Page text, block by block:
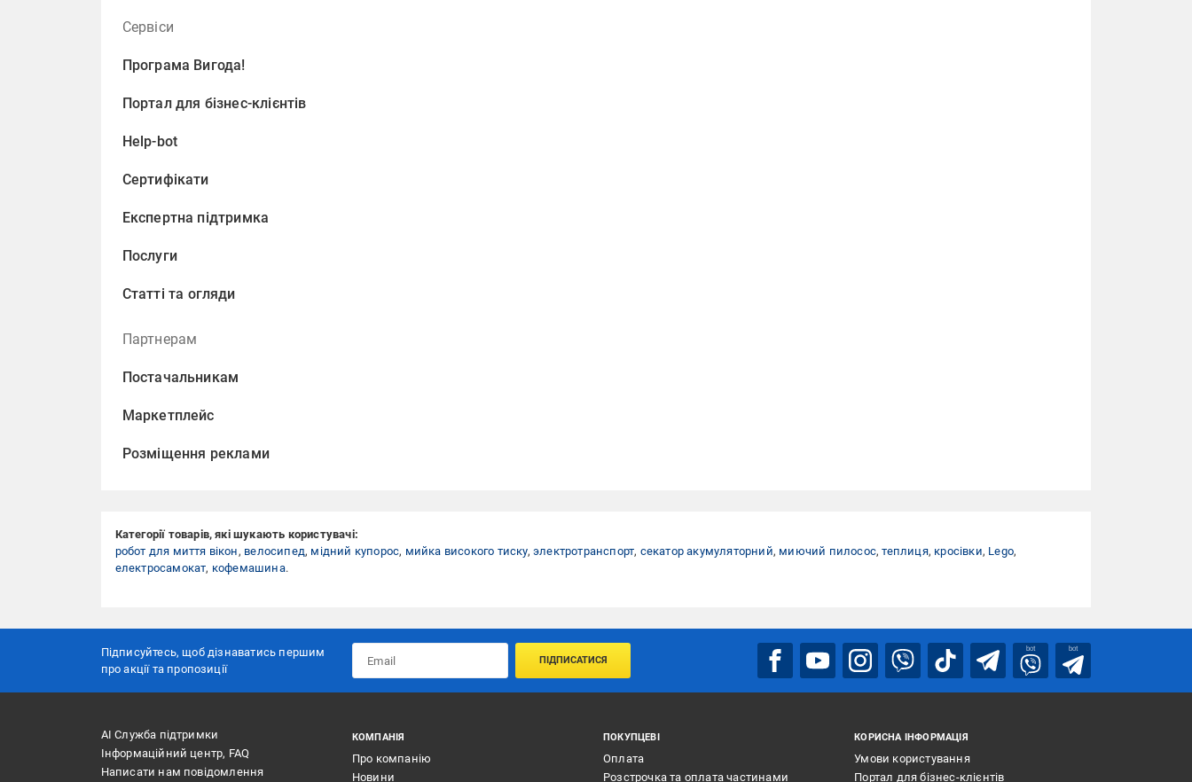
Сервіси
Програма Вигода!
Портал для бізнес-клієнтів
Help-bot
Сертифікати
Експертна підтримка
Послуги
Статті та огляди
Партнерам
Постачальникам
Маркетплейс
Розміщення реклами
Категорії товарів, які шукають користувачі:
робот для миття вікон, велосипед, мідний купорос, мийка високого тиску, электротранспорт, секатор акумуляторний, миючий пилосос,теплиця, кросівки, Lego,
електросамокат, кофемашина.
Підписуйтесь, щоб дізнаватись першим
про акції та пропозиції
ПІДПИСАТИСЯ
bot bot
АІ Служба підтримки
Інформаційний центр, FAQ
Написати нам повідомлення
КОМПАНІЯ
Про компанію
Новини
ПОКУПЦЕВІ
Оплата
Розстрочка та оплата частинами
КОРИСНА ІНФОРМАЦІЯ
Умови користування
Портал для бізнес-клієнтів